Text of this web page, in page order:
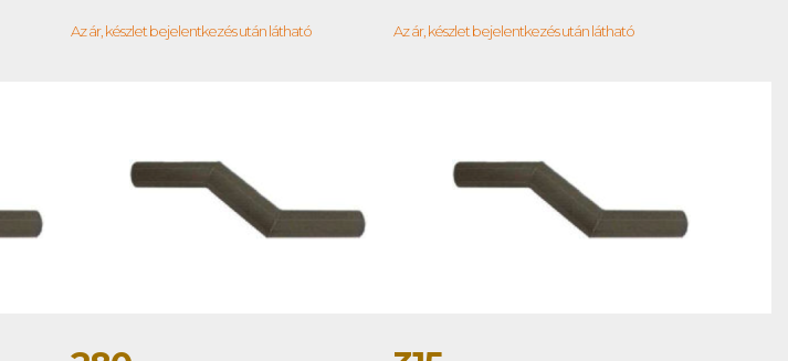
Az ár, készlet bejelentkezés után látható Az ár, készlet bejelentkezés után látható